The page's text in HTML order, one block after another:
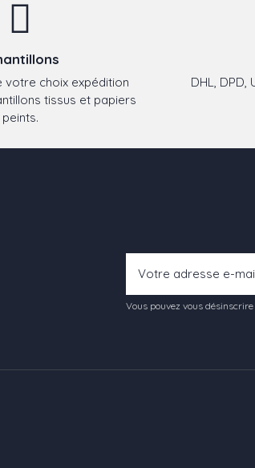
votre choix expédition
tissus et papiers
peints.
DHL, DPD,
Vous pouvez vous